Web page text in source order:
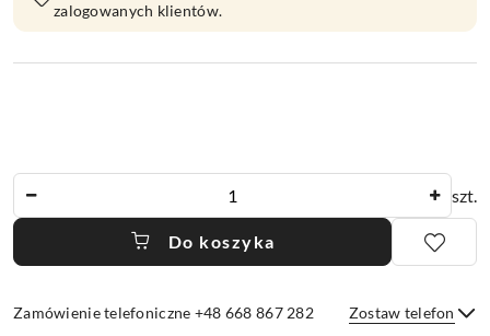
zalogowanych klientów.
szt.
Do koszyka
Zamówienie telefoniczne +48 668 867 282 Zostaw telefon